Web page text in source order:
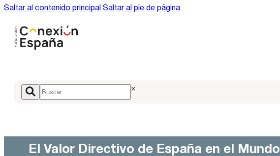
Saltar al contenido principal Saltar al pie de página
×
El Valor Directivo de España en el Mundo